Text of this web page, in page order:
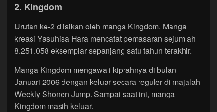
2. Kingdom
Urutan ke-2 diisikan oleh manga Kingdom. Manga
kreasi Yasuhisa Hara mencatat pemasaran sejumlah
8.251.058 eksemplar sepanjang satu tahun terakhir.
Manga Kingdom mengawali kiprahnya di bulan
Januari 2006 dengan keluar secara reguler di majalah
Weekly Shonen Jump. Sampai saat ini, manga
Kingdom masih keluar.